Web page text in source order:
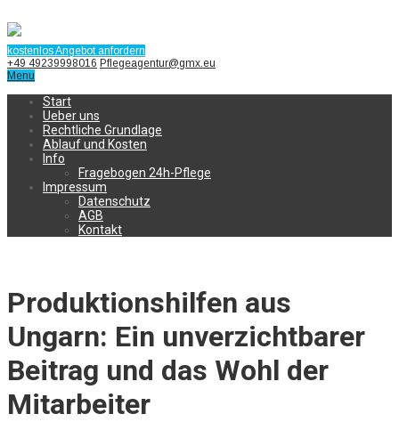
kostenlos Angebot anfordern
+49 49239998016 Pflegeagentur@gmx.eu
Menu
Start
Ueber uns
Rechtliche Grundlage
Ablauf und Kosten
Info
Fragebogen 24h-Pflege
Impressum
Datenschutz
AGB
Kontakt
Produktionshilfen aus
Ungarn: Ein unverzichtbarer
Beitrag und das Wohl der
Mitarbeiter